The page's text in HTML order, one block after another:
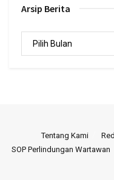
Arsip Berita
Tentang Kami
SOP Perlindungan Wartawan